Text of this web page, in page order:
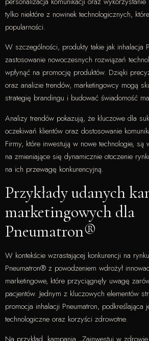
tylko niektóre z nowinek technologicznych,
popularności.
W szczególności, produkty takie jak inhalacja
zastosowanie nowoczesnych rozwiązań
wpłynąć na promocję produktów. Dzięki
oraz analizie trendów, marketingowcy mogą
strategię brandingu i budować świadomość
Analizy trendów pokazują, że kluczowe dla
oczekiwań klientów oraz dostosowanie
Firmy, które inwestują w nowe technologie,
na zmieniające się dynamicznie otoczenie
na ich przewagę konkurencyjną.
Przykłady udanych
marketingowych dla
Pneumatron®
W kontekście wzrastającej konkurencji na
Pneumatron® z powodzeniem wdrożył
marketingowe, które przyciągnęły uwagę
pacjentów. Jednym z kluczowych elementów
promocja inhalacji Pneumatron, podkreślająca
technologiczne oraz korzyści zdrowotne.